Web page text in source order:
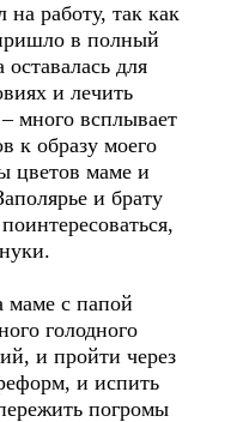
работу, так как
в полный
для
и лечить
много всплывает
к образу моего
цветов маме и
и брату
с папой
голодного
и пройти через
и испить
погромы